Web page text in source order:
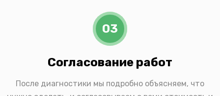
03
Согласование работ
После диагностики мы подробно объясняем, что